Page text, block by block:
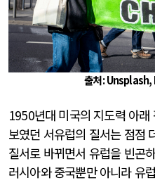
출처 :Unsplash,
1950년대 미국의 지도력 아
보였던 서유럽의 질서는 점점
질서로 바뀌면서 유럽을 빈곤
러시아와 중국뿐만 아니라 유